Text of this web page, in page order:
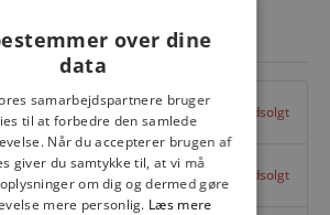
M Udsolgt
NV Udsolgt
over dine
data
samarbejdspartnere bruger
til at forbedre den samlede
Når du accepterer brugen af
giver du samtykke til, at vi må
om dig og dermed gøre
mere personlig. Læs mere